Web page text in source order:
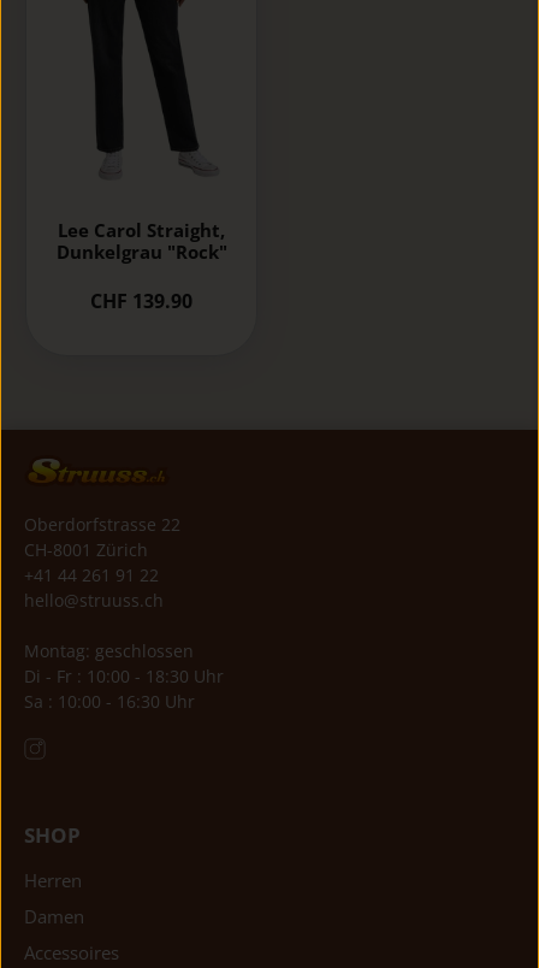
Lee Carol Straight,
Dunkelgrau "Rock"
CHF 139.90
Oberdorfstrasse 22
CH-8001 Zürich
+41 44 261 91 22
hello@struuss.ch
Montag: geschlossen
Di - Fr : 10:00 - 18:30 Uhr
Sa : 10:00 - 16:30 Uhr
SHOP
Herren
Damen
Accessoires